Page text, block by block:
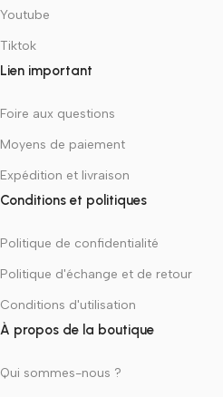
Youtube
Tiktok
Lien important
Foire aux questions
Moyens de paiement
Expédition et livraison
Conditions et politiques
Politique de confidentialité
Politique d'échange et de retour
Conditions d'utilisation
À propos de la boutique
Qui sommes-nous ?